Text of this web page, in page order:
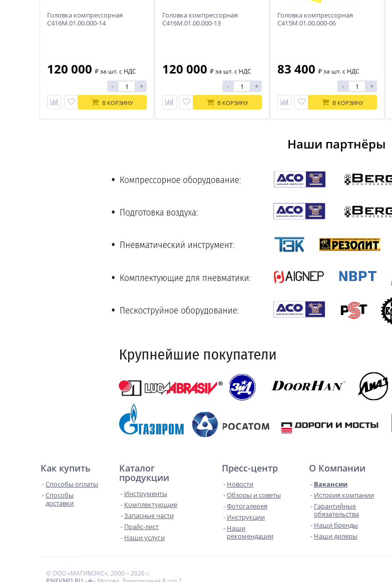
Головка компрессорная
С415М.01.00.000-06
83 400 ₽за шт. с НДС
- +
В КОРЗИНУ
Головка компрессорная
С416М.01.00.000-13
120 000 ₽за шт. с НДС
- +
В КОРЗИНУ
Головка компрессорная
С416М.01.00.000-14
120 000 ₽за шт. с НДС
- +
В КОРЗИНУ
Наши партнёры
Как купить
Способы оплаты
Способы
доставки
Каталог
продукции
Инструменты
Комплектующие
Запасные части
Прайс-лист
Наши услуги
Пресс-центр
Новости
Обзоры и советы
Фотогалерея
Инструкции
Наши
рекомендации
О Компании
Вакансии
История компании
Гарантийные
обязательства
Наши бренды
Наши дилеры
© ООО «МАГИМЭКС», 2000 – 2026 г.